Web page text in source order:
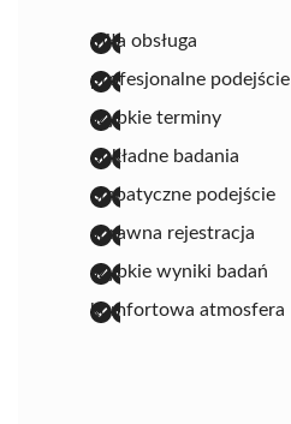
miła obsługa
profesjonalne podejście
szybkie terminy
dokładne badania
empatyczne podejście
sprawna rejestracja
szybkie wyniki badań
komfortowa atmosfera